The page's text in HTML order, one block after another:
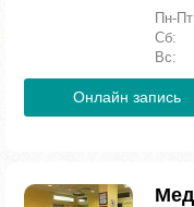
Пн-
Сб:
Вс:
Онлайн запись